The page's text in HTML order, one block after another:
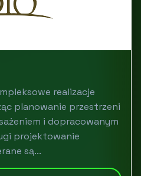
realizacje
planowanie przestrzeni
i dopracowanym
projektowanie
są...